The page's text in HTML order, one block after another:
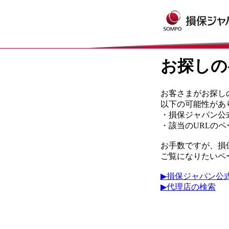
お探し
お客さまがお探
以下の可能性があ
・損保ジャパン
・該当のURLの
お手数ですが、
ご覧になりたい
▶損保ジャパン公
▶代理店の検索